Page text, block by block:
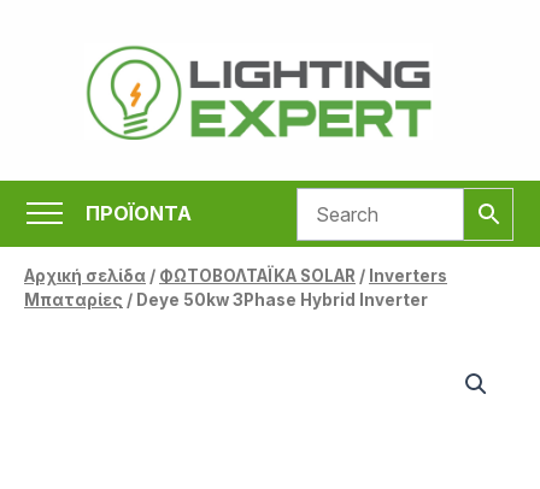
περιεχόμενο
ΠΡΟΪΟΝΤΑ
Αρχική σελίδα/ ΦΩΤΟΒΟΛΤΑΪΚΑ SOLAR / Inverters
Μπαταρίες / Deye 50kw 3Phase Hybrid Inverter